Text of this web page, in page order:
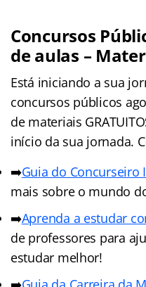
Concursos
de aulas –
Está iniciando a sua
concursos públicos
de materiais
início da sua jornada.
➡️Guia do Concurseiro
mais sobre o mundo
➡️Aprenda a estudar
de professores para
estudar melhor!